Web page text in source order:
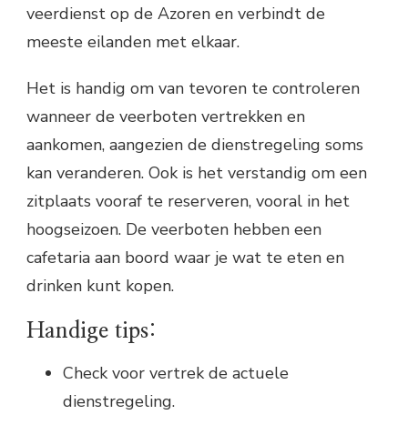
veerdienst op de Azoren en verbindt de
meeste eilanden met elkaar.
Het is handig om van tevoren te controleren
wanneer de veerboten vertrekken en
aankomen, aangezien de dienstregeling soms
kan veranderen. Ook is het verstandig om een
zitplaats vooraf te reserveren, vooral in het
hoogseizoen. De veerboten hebben een
cafetaria aan boord waar je wat te eten en
drinken kunt kopen.
Handige tips:
Check voor vertrek de actuele
dienstregeling.